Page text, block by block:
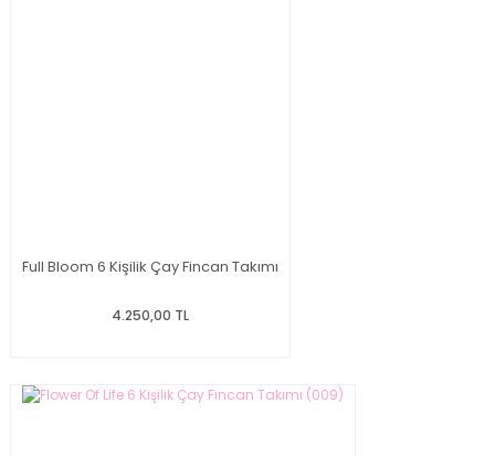
Full Bloom 6 Kişilik Çay Fincan Takımı
4.250,00 TL